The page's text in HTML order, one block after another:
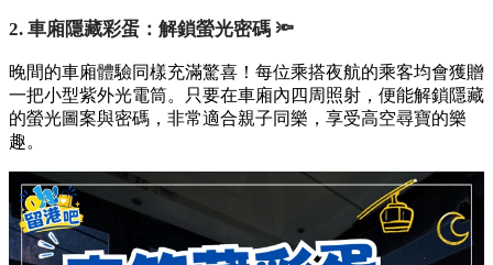
2. 車廂隱藏彩蛋：解鎖螢光密碼 🔦
晚間的車廂體驗同樣充滿驚喜！每位乘搭夜航的乘客均會獲贈
一把小型紫外光電筒。只要在車廂內四周照射，便能解鎖隱藏
的螢光圖案與密碼，非常適合親子同樂，享受高空尋寶的樂
趣。